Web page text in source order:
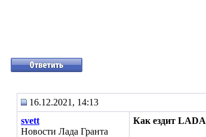
16.12.2021, 14:13
svett
Новости Лада Гранта
Как ездит